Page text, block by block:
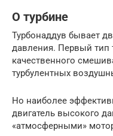
О турбине
Турбонаддув бывает
давления. Первый тип
качественного
турбулентных
Но наиболее
двигатель высокого
«атмосферными»